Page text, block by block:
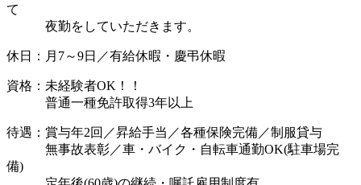
て
夜勤をしていただきます。
休日：月7～9日／有給休暇・慶弔休暇
資格：未経験者OK！！
普通一種免許取得3年以上
待遇：賞与年2回／昇給手当／各種保険完備／制服貸与
無事故表彰／車・バイク・自転車通勤OK(駐車場完
備)